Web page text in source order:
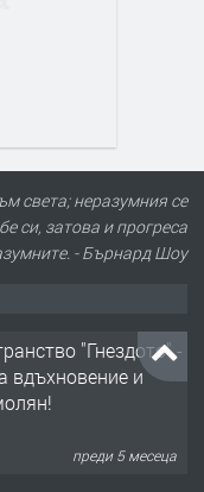
света; неразумния се
си, затова и прогреса
- Бърнард Шоу
"Гнездото" -
вдъхновение и
преди 5 месеца